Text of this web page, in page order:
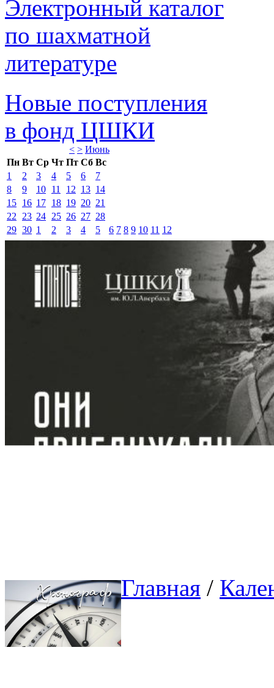
Электронный каталог
по шахматной
литературе
Новые поступления
в фонд ЦШКИ
< > Июнь
Пн Вт Ср Чт Пт Сб Вс
1
2 3 4 5 6
7
8
9 10 11 12 13 14
15 16 17 18 19 20 21
22
23 24 25 26 27 28
29 30 1 2 3 4 5 6 7 8 9 10 11 12
Главная /